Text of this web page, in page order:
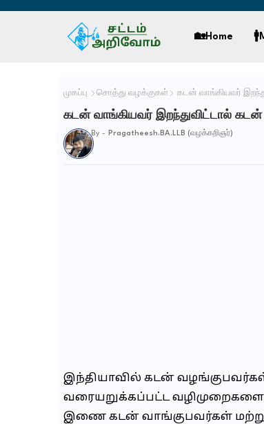
🏡Home
முகப்பு சொத்து வழக்குகள் கடன் வாங்கியவர்
கடன் வாங்கியவர் இறந்துவிட்டால் கடன்
By - Pragatheesh.BA.LLB (வழக்கறிஞர்)
இந்தியாவில் கடன்
வரையறுக்கப்பட்ட
இணை கடன் வாங்குபவர்கள்